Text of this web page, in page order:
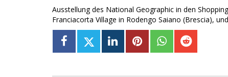
Ausstellung des National Geographic in den
Franciacorta Village in Rodengo Saiano (Brescia),